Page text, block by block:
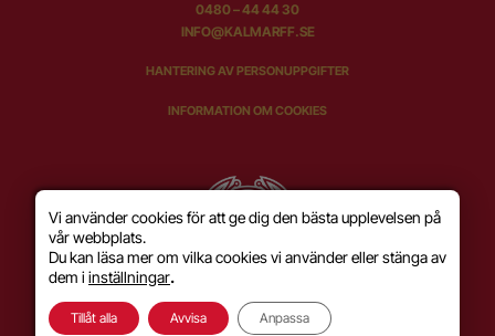
0480 – 44 44 30
INFO@KALMARFF.SE
HANTERING AV PERSONUPPGIFTER
INFORMATION OM COOKIES
Vi använder cookies för att ge dig den bästa upplevelsen på
vår webbplats.
Du kan läsa mer om vilka cookies vi använder eller stänga av
dem i inställningar.
Tillåt alla Avvisa Anpassa